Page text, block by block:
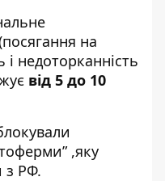
на
і недоторканність
від 5 до 10
,яку
з РФ.